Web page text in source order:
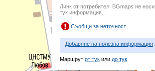
Линк от потребител. BGmaps не
тук информация.
Съобщи за неточност
Добавяне на полезна информация
Маршрут от тук или до тук